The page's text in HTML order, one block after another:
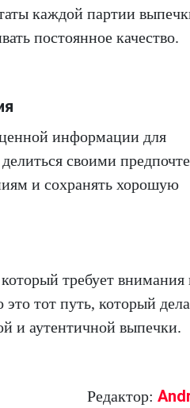
каждой партии
постоянное качество.
информации для
своими
и сохранять хорошую
требует внимания
тот путь, который
и аутентичной выпечки.
Редактор: